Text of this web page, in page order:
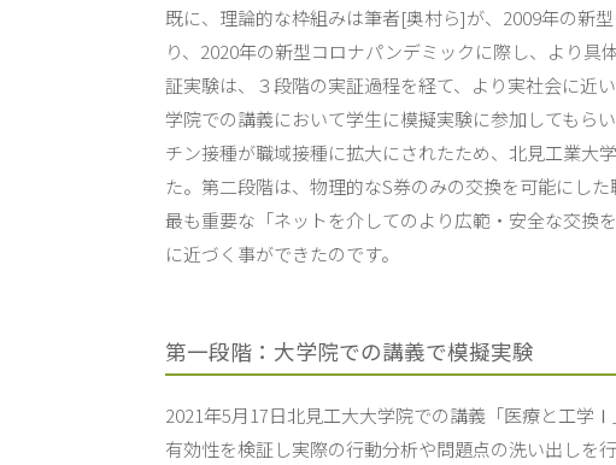
既に、理論的な枠組みは筆者[奥村ら]が、2009年の新
り、2020年の新型コロナパンデミックに際し、より具
証実験は、３段階の実証過程を経て、より実社会に近
学院での講義において学生に模擬実験に参加してもら
チン接種が職域接種に拡大にされたため、北見工業大
た。第二段階は、物理的なS券のみの交換を可能にし
最も重要な「ネットを介してのより広範・安全な交換
に近づく事ができたのです。
第一段階：大学院での講義で模擬実験
2021年5月17日北見工大大学院での講義「医療と工学
有効性を検証し実際の行動分析や問題点の洗い出しを